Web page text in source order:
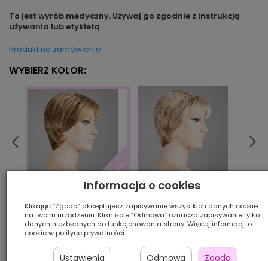
To jest wyrób medyczny. Używaj go zgodnie z instrukcją
używania lub etykietą.
Produkt na zamówienie
WYBIERZ KOLOR:
bahamabeige/shad
Ilość szt.:
Informacja o cookies
Klikając “Zgoda” akceptujesz zapisywanie wszystkich danych cookie
na twoim urządzeniu. Kliknięcie “Odmowa” oznacza zapisywanie tylko
danych niezbędnych do funkcjonowania strony. Więcej informacji o
cookie w polityce prywatności.
Ustawienia Odmowa Zgoda